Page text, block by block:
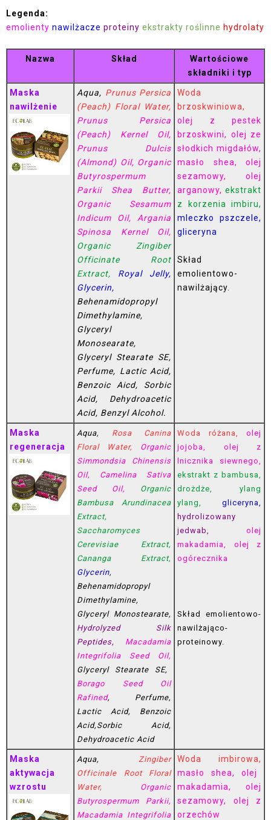
Legenda:
emolienty nawilżacze proteiny ekstrakty roślinne hydrolaty
Nazwa Skład
Wartościowe
składniki i typ
Maska
nawilżenie
Aqua, Prunus Persica
(Peach) Floral Water,
Prunus Persica
(Peach) Kernel Oil,
Prunus Dulcis
(Almond) Oil, Organic
Butyrospermum
Parkii Shea Butter,
Organic Sesamum
Indicum Oil, Argania
Spinosa Kernel Oil,
Organic Zingiber
Officinate Root
Extract,
Royal Jelly,
Glycerin,
Behenamidopropyl
Dimethylamine,
Glyceryl
Monosearate,
Glyceryl Stearate SE,
Perfume, Lactic Acid,
Benzoic Aicd, Sorbic
Acid, Dehydroacetic
Acid, Benzyl Alcohol.
Woda
brzoskwiniowa,
olej z pestek
brzoskwini, olej ze
słodkich migdałów,
masło shea, olej
sezamowy, olej
arganowy, ekstrakt
z korzenia imbiru,
mleczko pszczele,
gliceryna
Skład
emolientowo-
nawilżający.
Maska
regeneracja
Aqua, Rosa Canina
Floral Water,
Organic
Simmondsia Chinensis
Oil, Camelina Sativa
Seed Oil, Organic
Bambusa Аrundinacea
Еxtract,
Saccharomyces
Сerevisiae Еxtract,
Cananga Extract,
Glycerin,
Behenamidopropyl
Dimethylamine,
Glyceryl Monostearate,
Hydrolyzed Silk
Peptides,
Macadamia
Integrifolia Seed Oil,
Glyceryl Stearate SE,
Borago Seed Oil
Rafined,
Perfume,
Lactic Acid, Benzoic
Acid,Sorbic Acid,
Dehydroacetic Acid
Woda różana,
olej
jojoba, olej z
lnicznika siewnego,
ekstrakt z bambusa,
drożdże, ylang
ylang,
gliceryna,
hydrolizowany
jedwab,
olej
makadamia, olej z
ogórecznika
Skład emolientowo-
nawilżająco-
proteinowy.
Maska
aktywacja
wzrostu
Aqua, Zingiber
Officinale Root Floral
Water,
Organic
Butyrospermum Parkii,
Macadamia Integrifolia
Woda imbirowa,
masło shea, olej
makadamia, olej
sezamowy, olej z
orzechów